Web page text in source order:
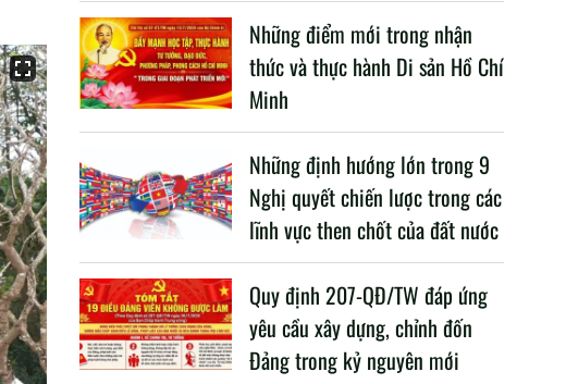
NAY
Những điểm mới trong nhận
thức và thực hành Di sản Hồ Chí
Minh
Những định hướng lớn trong 9
Nghị quyết chiến lược trong các
lĩnh vực then chốt của đất nước
Quy định 207-QĐ/TW đáp ứng
yêu cầu xây dựng, chỉnh đốn
Đảng trong kỷ nguyên mới